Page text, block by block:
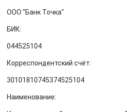
ООО "Банк Точка"
БИК:
044525104
Корреспондентский счёт:
30101810745374525104
Наименование: